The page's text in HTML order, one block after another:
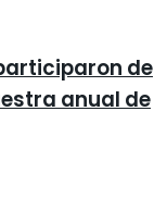
de
anual de